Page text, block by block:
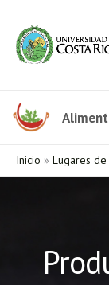
contenido
Inicio Lugares de